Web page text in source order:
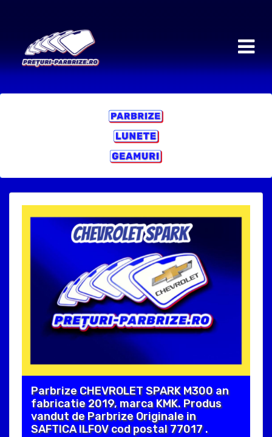
Parbrize CHEVROLET SPARK M300 an
fabricatie 2019, marca KMK. Produs
vandut de Parbrize Originale in
SAFTICA ILFOV cod postal 77017 .